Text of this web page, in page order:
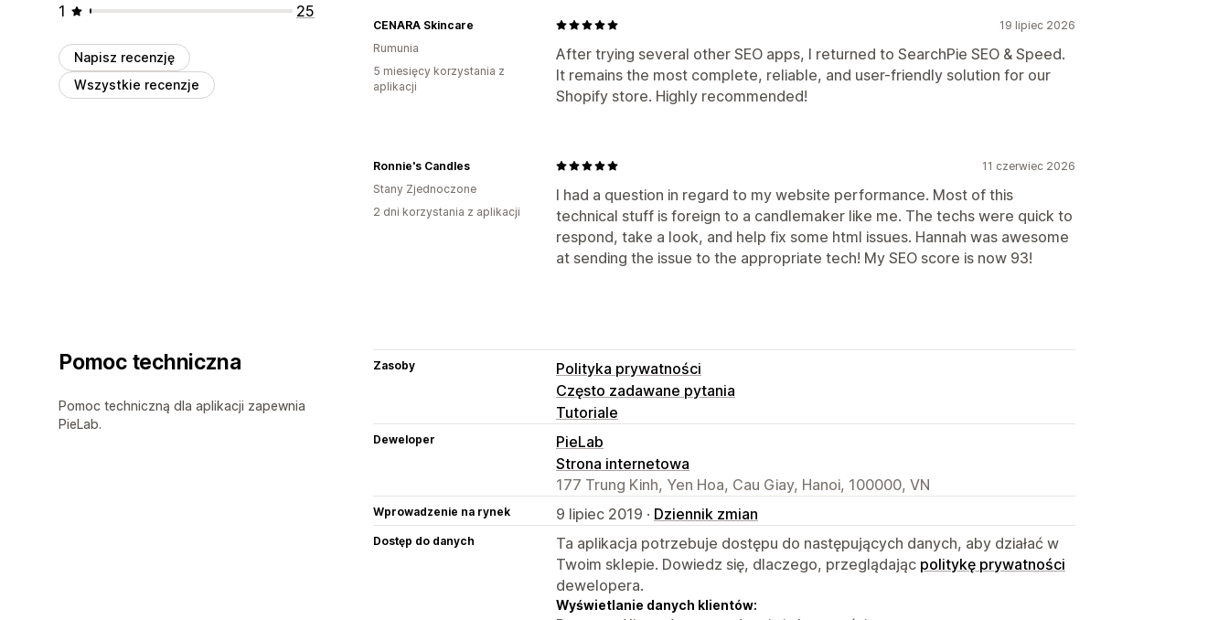
1
25
Napisz recenzję
Wszystkie recenzje
19 lipiec 2026
After trying several other SEO apps, I returned to SearchPie SEO & Speed.
It remains the most complete, reliable, and user-friendly solution for our
Shopify store. Highly recommended!
CENARA Skincare
Rumunia
5 miesięcy korzystania z
aplikacji
11 czerwiec 2026
I had a question in regard to my website performance. Most of this
technical stuff is foreign to a candlemaker like me. The techs were quick to
respond, take a look, and help fix some html issues. Hannah was awesome
at sending the issue to the appropriate tech! My SEO score is now 93!
Ronnie's Candles
Stany Zjednoczone
2 dni korzystania z aplikacji
Pomoc techniczna
Pomoc techniczną dla aplikacji zapewnia
PieLab.
Zasoby
Polityka prywatności
Często zadawane pytania
Tutoriale
Deweloper
PieLab
Strona internetowa
177 Trung Kinh, Yen Hoa, Cau Giay, Hanoi, 100000, VN
Wprowadzenie na rynek 9 lipiec 2019 · Dziennik zmian
Dostęp do danych
Ta aplikacja potrzebuje dostępu do następujących danych, aby działać w
Twoim sklepie. Dowiedz się, dlaczego, przeglądając politykę prywatności
dewelopera.
Wyświetlanie danych klientów: